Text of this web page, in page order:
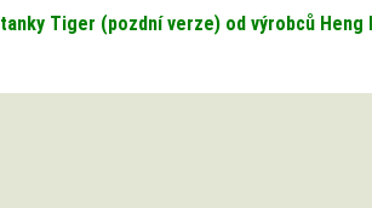
tanky Tiger (pozdní verze) od výrobců Heng